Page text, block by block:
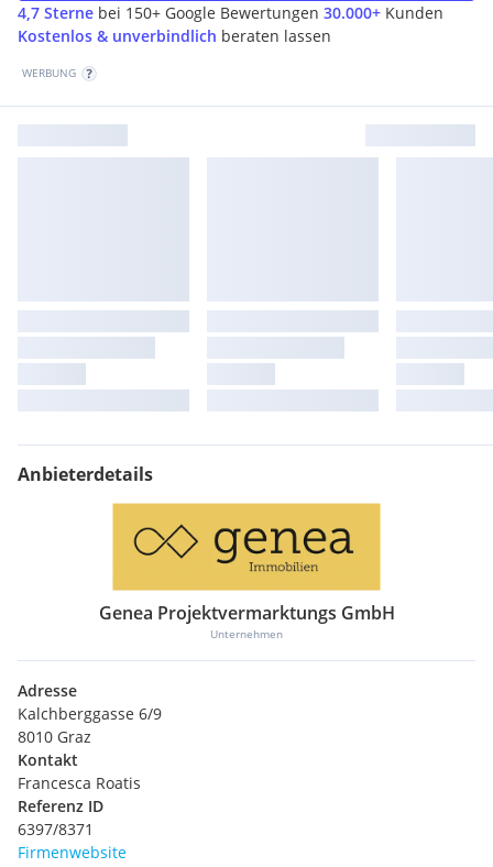
4,7 Sterne bei 150+ Google Bewertungen 30.000+ Kunden
Kostenlos & unverbindlich beraten lassen
WERBUNG
Anbieterdetails
Genea Projektvermarktungs GmbH
Unternehmen
Adresse
Kalchberggasse 6/9
8010 Graz
Kontakt
Francesca Roatis
Referenz ID
6397/8371
Firmenwebsite